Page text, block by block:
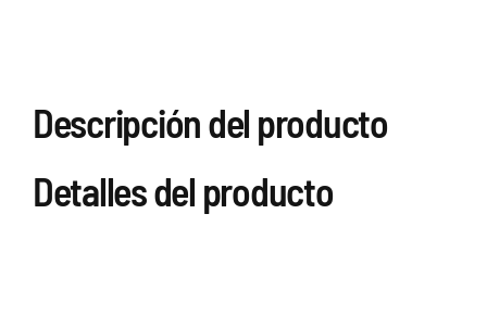
Descripción del producto
Detalles del producto